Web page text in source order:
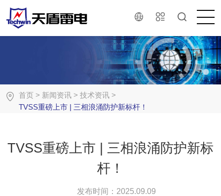
首页 > 新闻资讯> 技术资讯>
TVSS重磅上市 | 三相浪涌防护新标杆！
TVSS重磅上市 | 三相浪涌防护新标
杆！
发布时间： 2025.09.09